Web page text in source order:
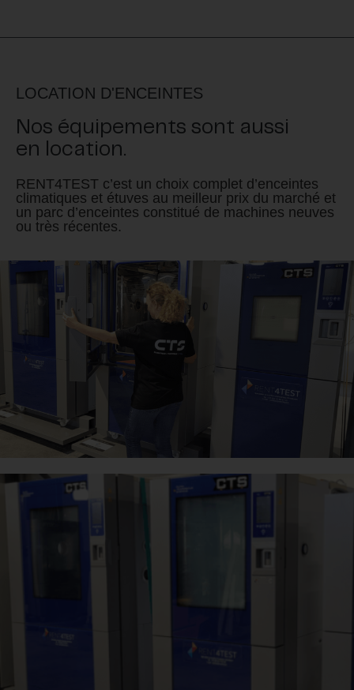
LOCATION D'ENCEINTES
Nos équipements sont aussi
en location.
RENT4TEST c’est un choix complet d’enceintes
climatiques et étuves au meilleur prix du marché et
un parc d’enceintes constitué de machines neuves
ou très récentes.